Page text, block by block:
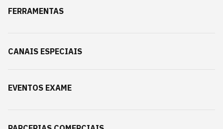
FERRAMENTAS
CANAIS ESPECIAIS
EVENTOS EXAME